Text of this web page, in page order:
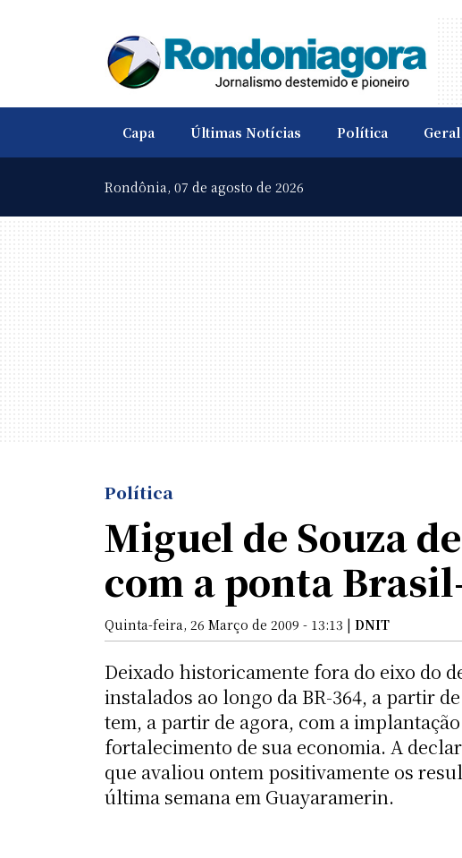
Capa Últimas Notícias Política Geral
Rondônia, 07 de agosto de 2026
Política
Miguel de Souza
com a ponta
Quinta-feira, 26 Março de 2009 - 13:13 | DNIT
Deixado historicamente fora do eixo do
instalados ao longo da BR-364, a partir
tem, a partir de agora, com a
fortalecimento de sua economia. A
que avaliou ontem positivamente os
última semana em Guayaramerin.